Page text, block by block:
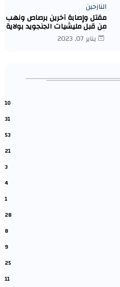
النازحين
مقتل وإصابة آخرين برصاص ونهب
من قبل مليشيات الجنجويد بولاية
شمال دارفور كبكابية.
يناير 07, 2023
10
31
53
21
3
4
1
28
8
9
25
11